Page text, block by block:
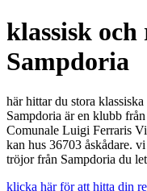
klassisk
Sampdoria
här hittar du stora
Sampdoria är en klubb
Comunale Luigi Ferraris
kan hus 36703 åskådare.
tröjor från Sampdoria du
klicka här för att hitta din